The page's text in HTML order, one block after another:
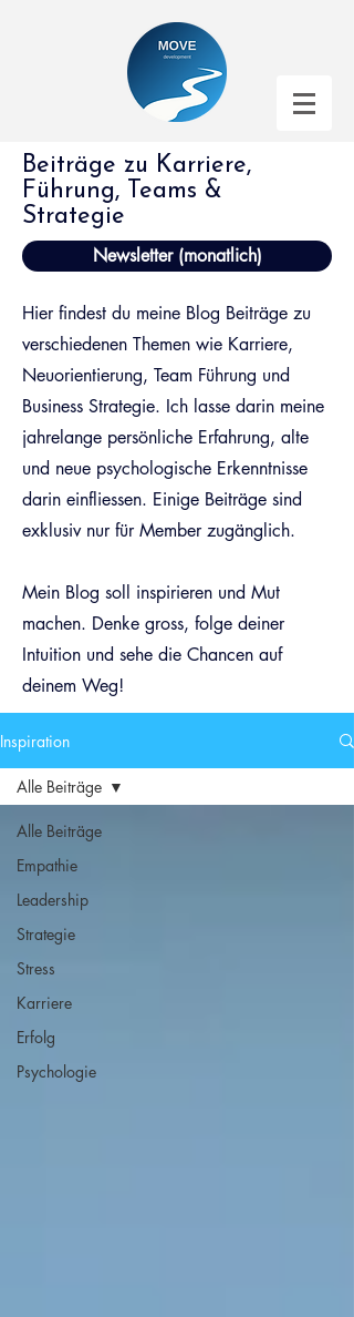
Beiträge zu Karriere,
Führung, Teams &
Strategie
Newsletter (monatlich)
Hier findest du meine Blog Beiträge zu
verschiedenen Themen wie Karriere,
Neuorientierung, Team Führung und
Business Strategie. Ich lasse darin meine
jahrelange persönliche Erfahrung, alte
und neue psychologische Erkenntnisse
darin einfliessen. Einige Beiträge sind
exklusiv nur für Member zugänglich.
Mein Blog soll inspirieren und Mut
machen. Denke gross, folge deiner
Intuition und sehe die Chancen auf
deinem Weg!
Inspiration
Alle Beiträge
Empathie
Leadership
Strategie
Stress
Karriere
Erfolg
Psychologie
Alle Beiträge